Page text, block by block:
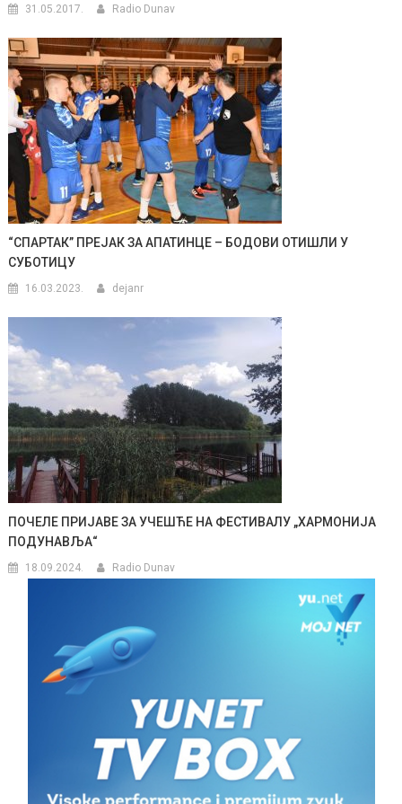
31.05.2017. Radio Dunav
“СПАРТАК” ПРЕЈАК ЗА АПАТИНЦЕ – БОДОВИ ОТИШЛИ У
СУБОТИЦУ
16.03.2023. dejanr
ПОЧЕЛЕ ПРИЈАВЕ ЗА УЧЕШЋЕ НА ФЕСТИВАЛУ „ХАРМОНИЈА
ПОДУНАВЉА“
18.09.2024. Radio Dunav